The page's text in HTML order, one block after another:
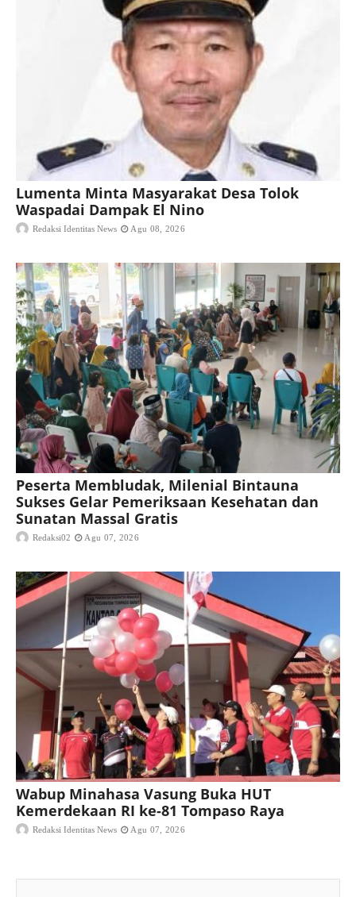
Lumenta Minta Masyarakat Desa Tolok
Waspadai Dampak El Nino
Redaksi Identitas News Agu 08, 2026
Peserta Membludak, Milenial Bintauna
Sukses Gelar Pemeriksaan Kesehatan dan
Sunatan Massal Gratis
Redaksi02 Agu 07, 2026
Wabup Minahasa Vasung Buka HUT
Kemerdekaan RI ke-81 Tompaso Raya
Redaksi Identitas News Agu 07, 2026